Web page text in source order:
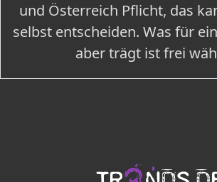
und Österreich Pflicht, das
selbst entscheiden. Was für
aber trägt ist frei